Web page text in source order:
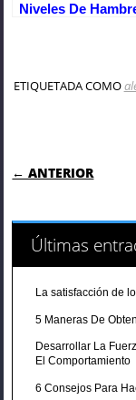
Niveles De
ETIQUETADA COMO
← ANTERIOR
Últimas
La satisfacción de
5 Maneras De
Desarrollar La
El Comportamiento
6 Consejos Para